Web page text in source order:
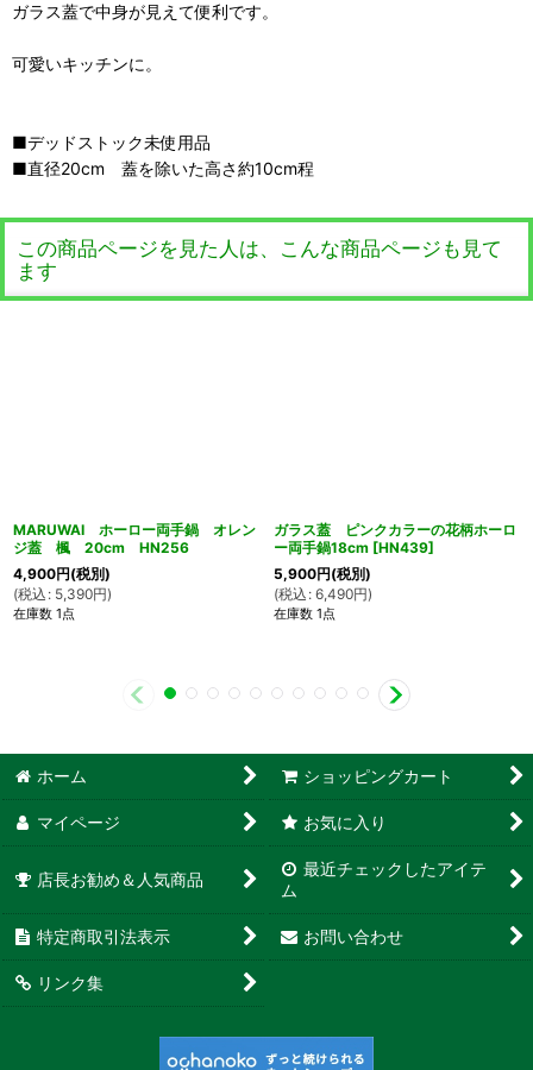
ガラス蓋で中身が見えて便利です。
可愛いキッチンに。
■デッドストック未使用品
■直径20cm 蓋を除いた高さ約10cm程
この商品ページを見た人は、こんな商品ページも見て
ます
MARUWAI ホーロー両手鍋 オレン
ジ蓋 楓 20cm HN256
4,900円(税別)
(税込 : 5,390円)
在庫数 1点
ガラス蓋 ピンクカラーの花柄ホーロ
ー両手鍋18cm [HN439]
5,900円(税別)
(税込 : 6,490円)
在庫数 1点
ホーム ショッピングカート
マイページ お気に入り
店長お勧め＆人気商品
最近チェックしたアイテ
ム
特定商取引法表示 お問い合わせ
リンク集